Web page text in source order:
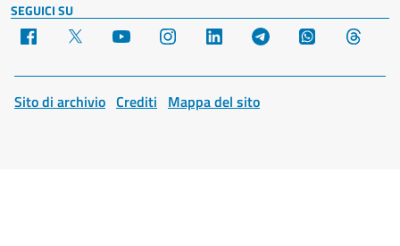
SEGUICI SU
Facebook YouTube Instagram LinkedIn Telegram WhatsApp
Sito di archivio Crediti Mappa del sito